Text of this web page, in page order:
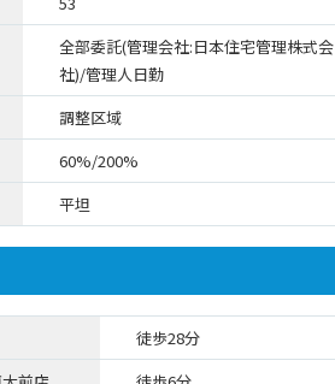
全部委託(管理会社:日本住宅管理株式会
社)/管理人日勤
調整区域
60%/200%
平坦
徒歩28分